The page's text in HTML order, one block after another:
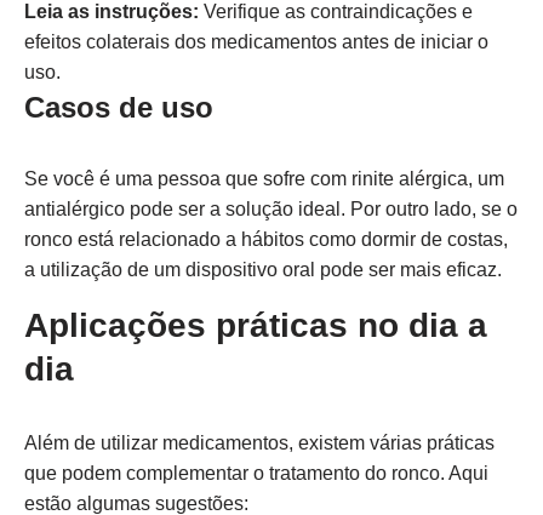
Leia as instruções: Verifique as contraindicações e
efeitos colaterais dos medicamentos antes de iniciar o
uso.
Casos de uso
Se você é uma pessoa que sofre com rinite alérgica, um
antialérgico pode ser a solução ideal. Por outro lado, se o
ronco está relacionado a hábitos como dormir de costas,
a utilização de um dispositivo oral pode ser mais eficaz.
Aplicações práticas no dia a
dia
Além de utilizar medicamentos, existem várias práticas
que podem complementar o tratamento do ronco. Aqui
estão algumas sugestões: